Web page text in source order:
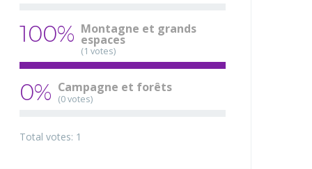
100% Montagne et grands
espaces
(1 votes)
0% Campagne et forêts
(0 votes)
Total votes: 1